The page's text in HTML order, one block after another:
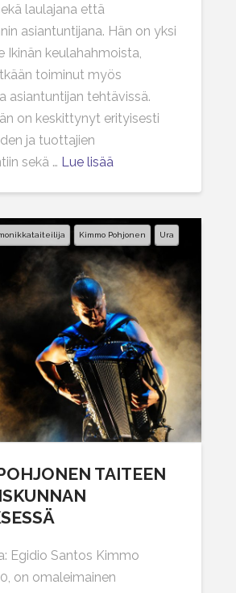
laulajana että
asiantuntijana. Hän on yksi
Ikinän keulahahmoista,
toiminut myös
asiantuntijan tehtävissä.
on keskittynyt erityisesti
ja tuottajien
sekä … Lue lisää
TAITEEN
Egidio Santos Kimmo
on omaleimainen
Kimmo Pohjonen Ura